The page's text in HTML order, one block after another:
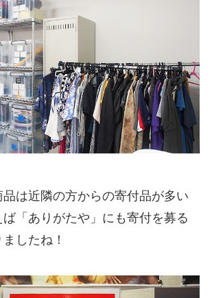
は近隣の方からの寄付品が多い
「ありがたや」にも寄付を募る
したね！